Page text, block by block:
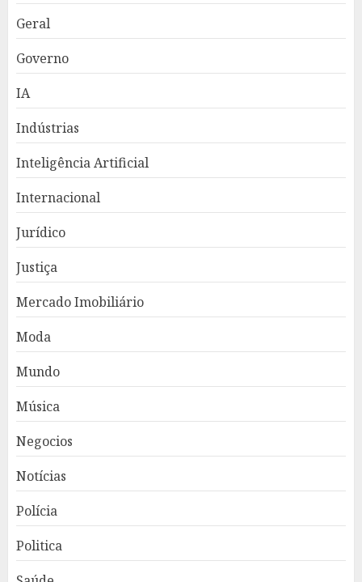
Geral
Governo
IA
Indústrias
Inteligência Artificial
Internacional
Jurídico
Justiça
Mercado Imobiliário
Moda
Mundo
Música
Negocios
Notícias
Polícia
Politica